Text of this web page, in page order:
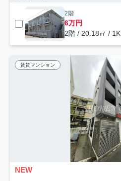
2階
6万円
2階 / 20.18㎡ / 1K
賃貸マンション
NEW